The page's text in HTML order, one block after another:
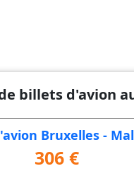
billets d'avion
Bruxelles -
306 €